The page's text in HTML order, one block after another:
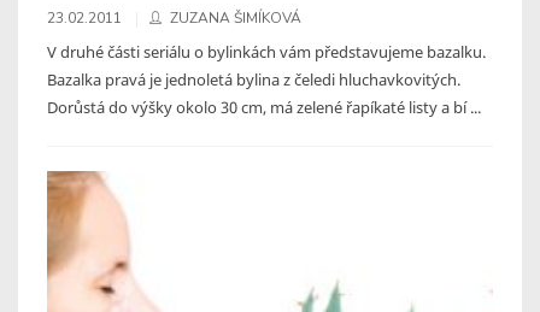
23.02.2011 ZUZANA ŠIMÍKOVÁ
V druhé části seriálu o bylinkách vám představujeme bazalku.
Bazalka pravá je jednoletá bylina z čeledi hluchavkovitých.
Dorůstá do výšky okolo 30 cm, má zelené řapíkaté listy a bí ...